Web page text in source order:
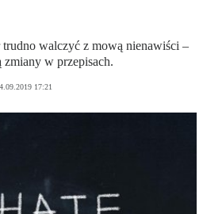
walczyć z mową nienawiści –
w przepisach.
17:21